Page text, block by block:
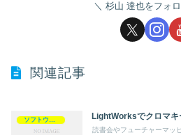
杉山 達也をフォ
関連記事
LightWorksでクロマキ
読書会やフューチャーマッ